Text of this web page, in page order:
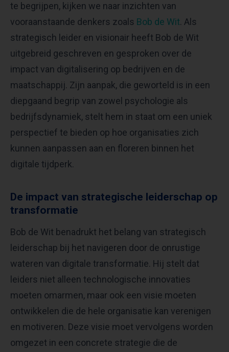
te begrijpen, kijken we naar inzichten van
vooraanstaande denkers zoals Bob de Wit. Als
strategisch leider en visionair heeft Bob de Wit
uitgebreid geschreven en gesproken over de
impact van digitalisering op bedrijven en de
maatschappij. Zijn aanpak, die geworteld is in een
diepgaand begrip van zowel psychologie als
bedrijfsdynamiek, stelt hem in staat om een uniek
perspectief te bieden op hoe organisaties zich
kunnen aanpassen aan en floreren binnen het
digitale tijdperk.
De impact van strategische leiderschap op
transformatie
Bob de Wit benadrukt het belang van strategisch
leiderschap bij het navigeren door de onrustige
wateren van digitale transformatie. Hij stelt dat
leiders niet alleen technologische innovaties
moeten omarmen, maar ook een visie moeten
ontwikkelen die de hele organisatie kan verenigen
en motiveren. Deze visie moet vervolgens worden
omgezet in een concrete strategie die de